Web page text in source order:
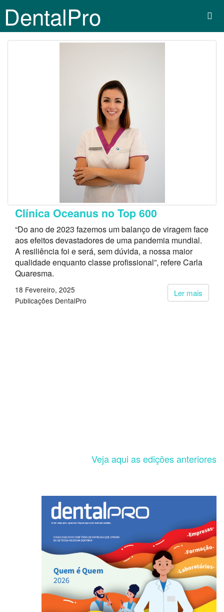
DentalPro
Clínica Oceanus no Top 600
“Do ano de 2023 fazemos um balanço de viragem face
aos efeitos devastadores de uma pandemia mundial.
A resiliência foi e será, sem dúvida, a nossa maior
qualidade enquanto classe profissional”, refere Carla
Quaresma.
Ler mais
18 Fevereiro, 2025
Publicações DentalPro
Veja aqui as edições anteriores